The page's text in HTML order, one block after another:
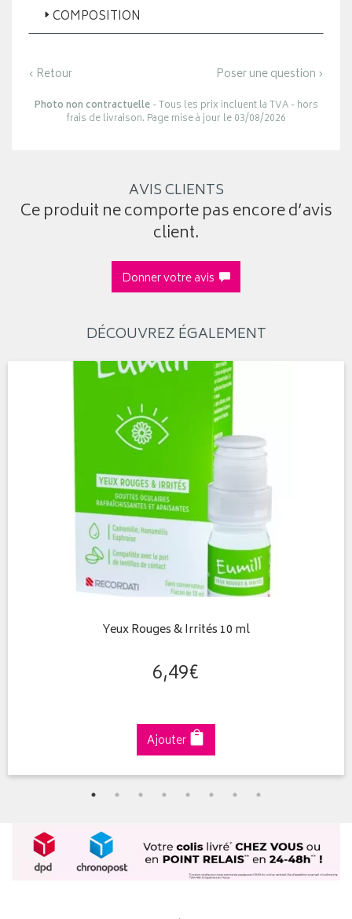
COMPOSITION
‹ Retour Poser une question ›
Photo non contractuelle- Tous les prix incluent la TVA - hors
frais de livraison. Page mise à jour le 03/08/2026
AVIS CLIENTS
Ce produit ne comporte pas encore d’avis
client.
Donner votre avis
DÉCOUVREZ ÉGALEMENT
Yeux Rouges & Irrités 10 ml
6,49€
Ajouter